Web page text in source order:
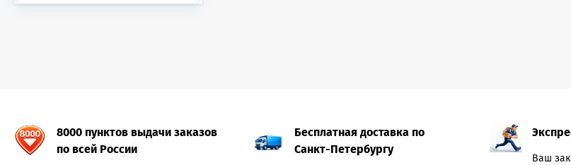
8000 пунктов выдачи заказов
по всей России
Бесплатная доставка по
Санкт-Петербургу
Ваш